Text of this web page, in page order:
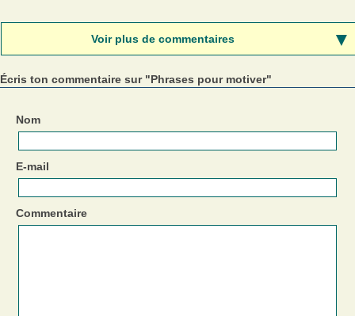
Voir plus de commentaires
Écris ton commentaire sur "Phrases pour motiver"
Nom
E-mail
Commentaire